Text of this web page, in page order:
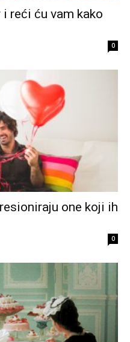
reći ću vam kako
0
one koji ih
0